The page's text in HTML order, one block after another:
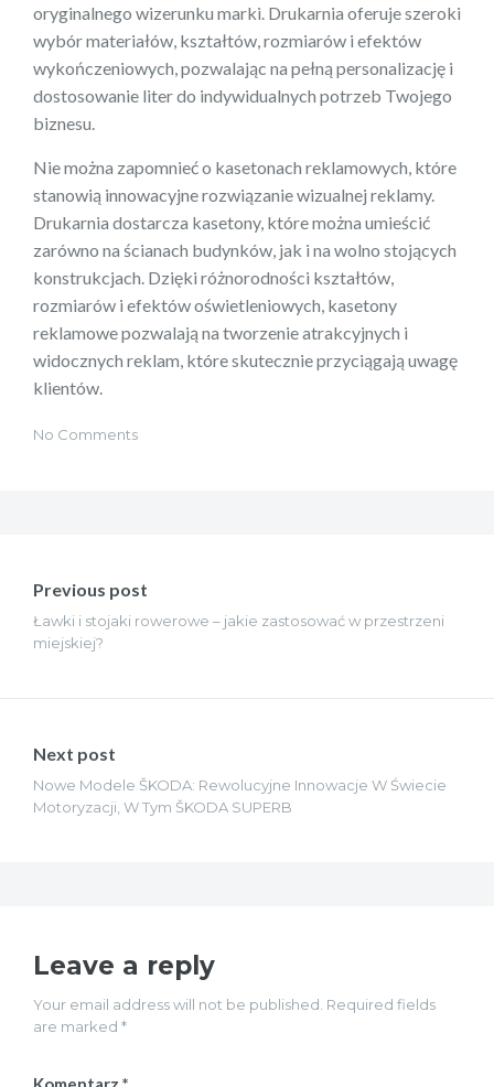
oryginalnego wizerunku marki. Drukarnia oferuje szeroki
wybór materiałów, kształtów, rozmiarów i efektów
wykończeniowych, pozwalając na pełną personalizację i
dostosowanie liter do indywidualnych potrzeb Twojego
biznesu.
Nie można zapomnieć o kasetonach reklamowych, które
stanowią innowacyjne rozwiązanie wizualnej reklamy.
Drukarnia dostarcza kasetony, które można umieścić
zarówno na ścianach budynków, jak i na wolno stojących
konstrukcjach. Dzięki różnorodności kształtów,
rozmiarów i efektów oświetleniowych, kasetony
reklamowe pozwalają na tworzenie atrakcyjnych i
widocznych reklam, które skutecznie przyciągają uwagę
klientów.
No Comments
wpisu
Previous post
Ławki i stojaki rowerowe – jakie zastosować w przestrzeni
miejskiej?
Next post
Nowe Modele ŠKODA: Rewolucyjne Innowacje W Świecie
Motoryzacji, W Tym ŠKODA SUPERB
Leave a reply
Your email address will not be published. Required fields
are marked *